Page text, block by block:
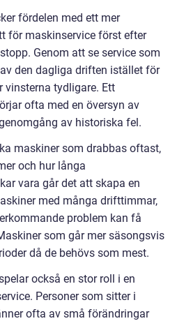
fördelen med ett mer
för maskinservice först efter
Genom att se service som
den dagliga driften istället för
vinsterna tydligare. Ett
ofta med en översyn av
av historiska fel.
maskiner som drabbas oftast,
och hur långa
vara går det att skapa en
med många drifttimmar,
problem kan få
som går mer säsongsvis
då de behövs som mest.
också en stor roll i en
Personer som sitter i
ofta av små förändringar